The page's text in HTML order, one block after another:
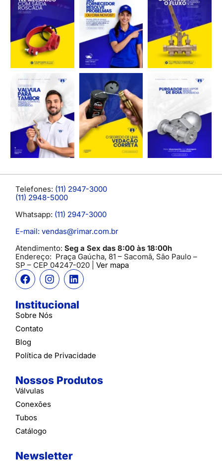
Telefones: (11) 2947-3000
(11) 2948-5000
Whatsapp: (11) 2947-3000
E-mail: vendas@rimar.com.br
Atendimento: Seg a Sex das 8:00 às 18:00h
Endereço: Praça Gaúcha, 81 – Sacomã, São Paulo –
SP – CEP 04247-020 | Ver mapa
Institucional
Sobre Nós
Contato
Blog
Política de Privacidade
Nossos Produtos
Válvulas
Conexões
Tubos
Catálogo
Newsletter